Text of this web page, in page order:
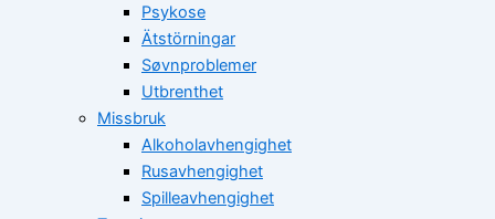
Psykose
Ätstörningar
Søvnproblemer
Utbrenthet
Missbruk
Alkoholavhengighet
Rusavhengighet
Spilleavhengighet